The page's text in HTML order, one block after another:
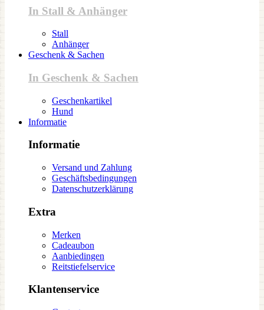
In Stall & Anhänger
Stall
Anhänger
Geschenk & Sachen
In Geschenk & Sachen
Geschenkartikel
Hund
Informatie
Informatie
Versand und Zahlung
Geschäftsbedingungen
Datenschutzerklärung
Extra
Merken
Cadeaubon
Aanbiedingen
Reitstiefelservice
Klantenservice